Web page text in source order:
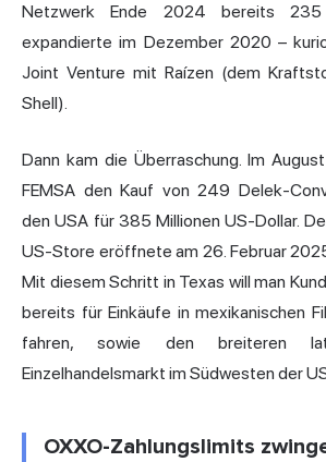
Netzwerk Ende 2024 bereits 235
expandierte im Dezember 2020 –
Joint Venture mit Raízen (dem
Shell).
Dann kam die Überraschung. Im
FEMSA den Kauf von 249 Delek-
den USA für 385 Millionen US-Dollar.
US-Store eröffnete am 26. Februar
Mit diesem Schritt in Texas will man
bereits für Einkäufe in mexikanischen
fahren, sowie den breiteren
Einzelhandelsmarkt im Südwesten der
OXXO-Zahlungslimits